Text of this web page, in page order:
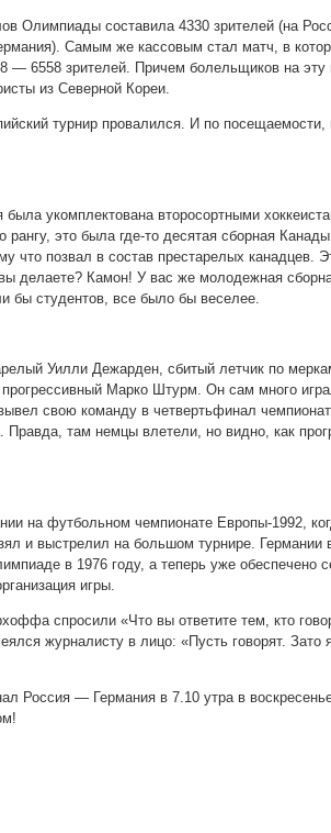
Олимпиады составила 4330 зрителей (на
Самым же кассовым стал матч, в
— 6558 зрителей. Причем болельщиков на эту
из Северной Кореи.
турнир провалился. И по посещаемости,
была укомплектована второсортными
рангу, это была где-то десятая сборная
что позвал в состав престарелых канадцев.
делаете? Камон! У вас же молодежная
бы студентов, все было бы веселее.
Уилли Дежарден, сбитый летчик по
Марко Штурм. Он сам много
свою команду в четвертьфинал
там немцы влетели, но видно, как
на футбольном чемпионате Европы-1992,
и выстрелил на большом турнире. Германии
в 1976 году, а теперь уже обеспечено
игры.
спросили «Что вы ответите тем, кто
журналисту в лицо: «Пусть говорят. Зато
Россия — Германия в 7.10 утра в